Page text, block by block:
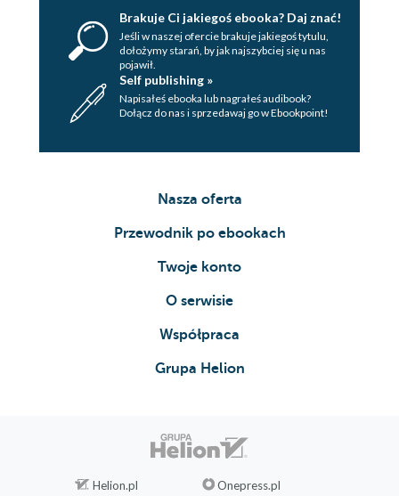
Brakuje Ci jakiegoś ebooka? Daj znać!
Jeśli w naszej ofercie brakuje jakiegoś tytulu,
dołożymy starań, by jak najszybciej się u nas
pojawił.
Self publishing »
Napisałeś ebooka lub nagrałeś audibook?
Dołącz do nas i sprzedawaj go w Ebookpoint!
Nasza oferta
Przewodnik po ebookach
Twoje konto
O serwisie
Współpraca
Grupa Helion
Helion.pl Onepress.pl